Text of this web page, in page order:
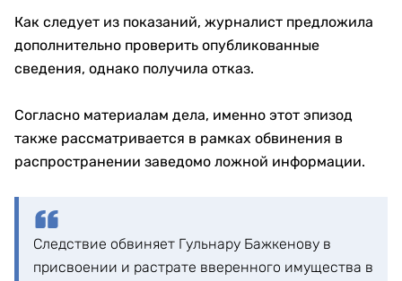
Как следует из показаний, журналист предложила
дополнительно проверить опубликованные
сведения, однако получила отказ.
Согласно материалам дела, именно этот эпизод
также рассматривается в рамках обвинения в
распространении заведомо ложной информации.
Следствие обвиняет Гульнару Бажкенову в
присвоении и растрате вверенного имущества в